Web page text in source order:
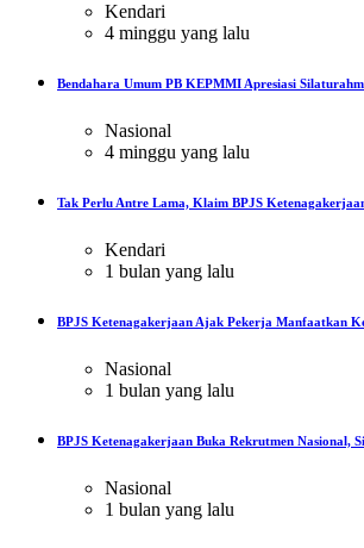
Kendari
4 minggu yang lalu
Bendahara Umum PB KEPMMI Apresiasi
Nasional
4 minggu yang lalu
Tak Perlu Antre Lama, Klaim BPJS
Kendari
1 bulan yang lalu
BPJS Ketenagakerjaan Ajak Pekerja Manfaatkan
Nasional
1 bulan yang lalu
BPJS Ketenagakerjaan Buka Rekrutmen Nasional,
Nasional
1 bulan yang lalu